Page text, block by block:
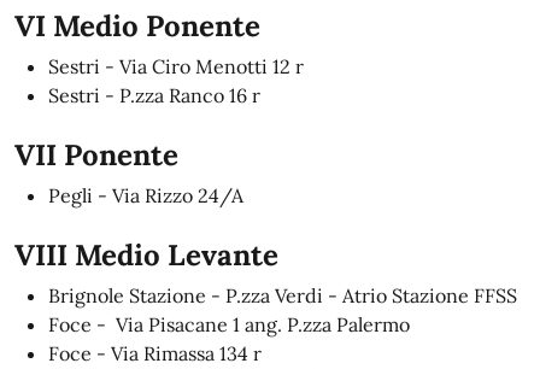
VI Medio Ponente
Sestri - Via Ciro Menotti 12 r
Sestri - P.zza Ranco 16 r
VII Ponente
Pegli - Via Rizzo 24/A
VIII Medio Levante
Brignole Stazione - P.zza Verdi - Atrio Stazione FFSS
Foce - Via Pisacane 1 ang. P.zza Palermo
Foce - Via Rimassa 134 r